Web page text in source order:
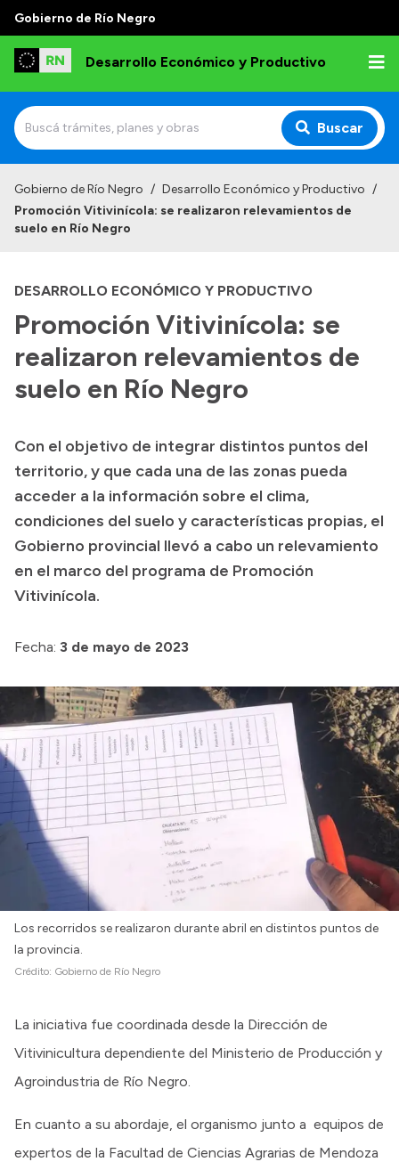
Gobierno de Río Negro
Desarrollo Económico y Productivo
Buscar
Institucional
Autoridades
Delegaciones
Normativa
Presupuesto
Boletín Oficial
Compras y licitaciones
Consulta de expedientes
Consulta de pago a proveedores
Convocatorias
Gobierno de Río Negro / Desarrollo Económico y Productivo /
Promoción Vitivinícola: se realizaron relevamientos de
suelo en Río Negro
DESARROLLO ECONÓMICO Y PRODUCTIVO
Promoción Vitivinícola: se
realizaron relevamientos de
suelo en Río Negro
Con el objetivo de integrar distintos puntos del
territorio, y que cada una de las zonas pueda
acceder a la información sobre el clima,
condiciones del suelo y características propias, el
Gobierno provincial llevó a cabo un relevamiento
en el marco del programa de Promoción
Vitivinícola.
Fecha: 3 de mayo de 2023
Los recorridos se realizaron durante abril en distintos puntos de
la provincia.
Crédito: Gobierno de Río Negro
La iniciativa fue coordinada desde la Dirección de
Vitivinicultura dependiente del Ministerio de Producción y
Agroindustria de Río Negro.
En cuanto a su abordaje, el organismo junto a equipos de
expertos de la Facultad de Ciencias Agrarias de Mendoza